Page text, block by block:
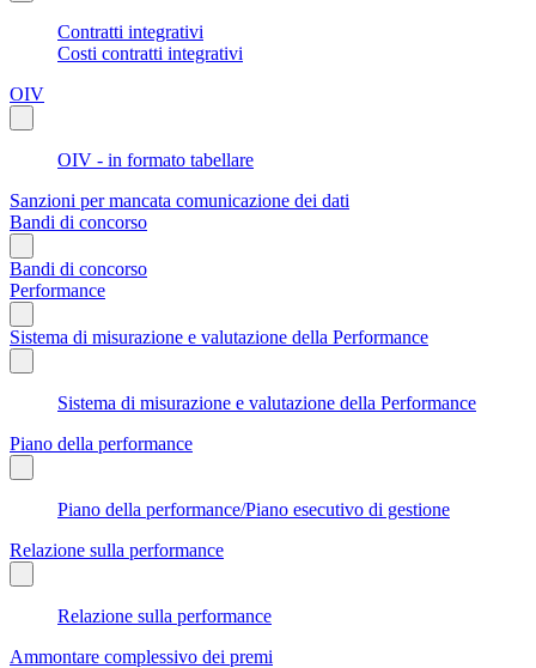
Contratti integrativi
Costi contratti integrativi
OIV
OIV - in formato tabellare
Sanzioni per mancata comunicazione dei dati
Bandi di concorso
Bandi di concorso
Performance
Sistema di misurazione e valutazione della Performance
Sistema di misurazione e valutazione della Performance
Piano della performance
Piano della performance/Piano esecutivo di gestione
Relazione sulla performance
Relazione sulla performance
Ammontare complessivo dei premi